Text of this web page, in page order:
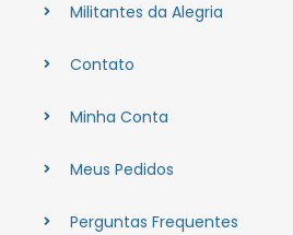
Militantes da Alegria
Contato
Minha Conta
Meus Pedidos
Perguntas Frequentes